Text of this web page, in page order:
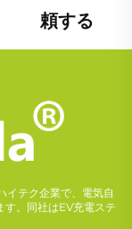
頼する
イテク企業で、電気自
す。同社はEV充電ステ